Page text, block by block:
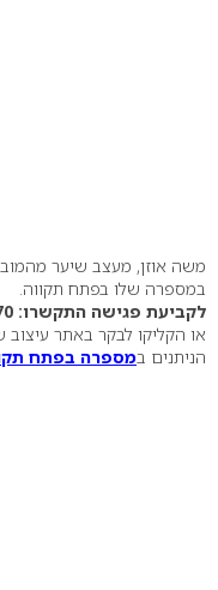
משה אוזן, מעצב שיער
במספרה שלו בפתח תקווה.
לקביעת פגישה התקשרו: 03-9271770
או הקליקו לבקר באתר
הניתנים במספרה בפתח